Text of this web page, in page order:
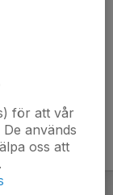
för att vår
används
oss att